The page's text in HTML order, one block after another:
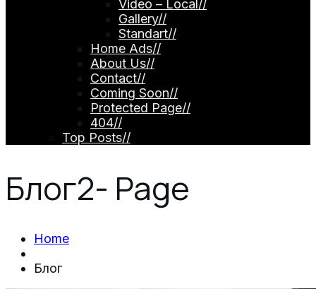
Video – Local//
Gallery//
Standart//
Home Ads//
About Us//
Contact//
Coming Soon//
Protected Page//
404//
Top Posts//
Блог2- Page
Home
Блог